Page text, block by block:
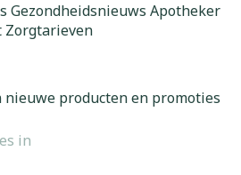
Gezondheidsnieuws Apotheker
Zorgtarieven
nieuwe producten en promoties